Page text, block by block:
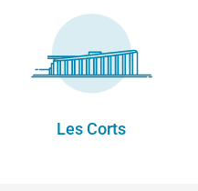
Les Corts